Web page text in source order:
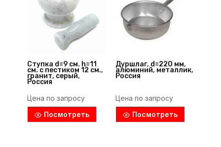
Ступка d=9 см. h=11
см. с пестиком 12 см.,
гранит, серый,
Россия
Цена по запросу
Посмотреть
Дуршлаг, d=220 мм,
алюминий, металлик,
Россия
Цена по запросу
Посмотреть